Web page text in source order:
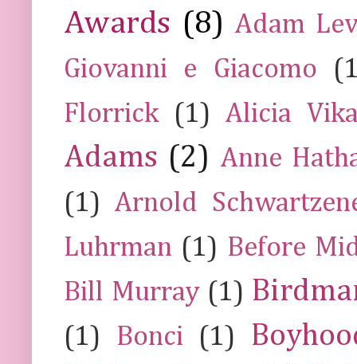
Awards (8) Adam
Giovanni e Giacomo
Florrick
(1) Alicia
Adams (2) Anne
(1) Arnold
Luhrman (1) Before
Bill Murray (1)
(1) Bonci (1)